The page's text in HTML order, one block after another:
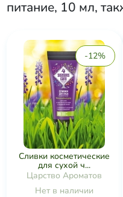
питание, 10 мл,
-12%
Сливки косметические
для сухой ч...
Царство Ароматов
Нет в наличии